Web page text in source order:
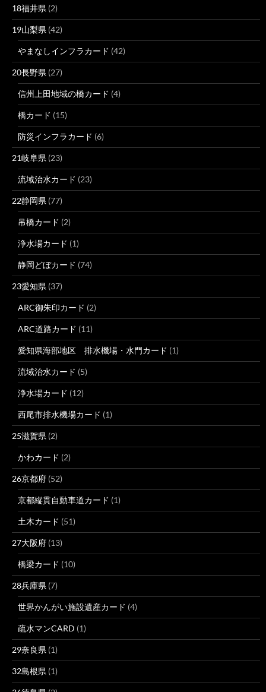
18福井県 (2)
19山梨県 (42)
やまなしインフラカード (42)
20長野県 (27)
信州上田地域の橋カード (4)
橋カード (15)
防災インフラカード (6)
21岐阜県 (23)
流域治水カード (23)
22静岡県 (77)
吊橋カード (2)
浄水場カード (1)
静岡どぼカード (74)
23愛知県 (37)
ARC御朱印カード (2)
ARC道路カード (11)
愛知県海部地区 排水機場・水門カード (1)
流域治水カード (5)
浄水場カード (12)
西尾市排水機場カード (1)
25滋賀県 (2)
かわカード (2)
26京都府 (52)
京都縦貫自動車道カード (1)
土木カード (51)
27大阪府 (13)
橋梁カード (10)
28兵庫県 (7)
世界かんがい施設遺産カード (4)
疏水マンCARD (1)
29奈良県 (1)
32島根県 (1)